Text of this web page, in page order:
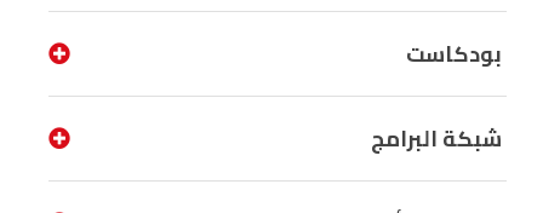
بودكاست
شبكة البرامج